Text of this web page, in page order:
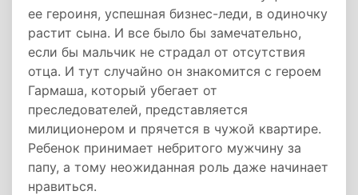
ее героиня, успешная бизнес-леди, в одиночку
растит сына. И все было бы замечательно,
если бы мальчик не страдал от отсутствия
отца. И тут случайно он знакомится с героем
Гармаша, который убегает от
преследователей, представляется
милиционером и прячется в чужой квартире.
Ребенок принимает небритого мужчину за
папу, а тому неожиданная роль даже начинает
нравиться.